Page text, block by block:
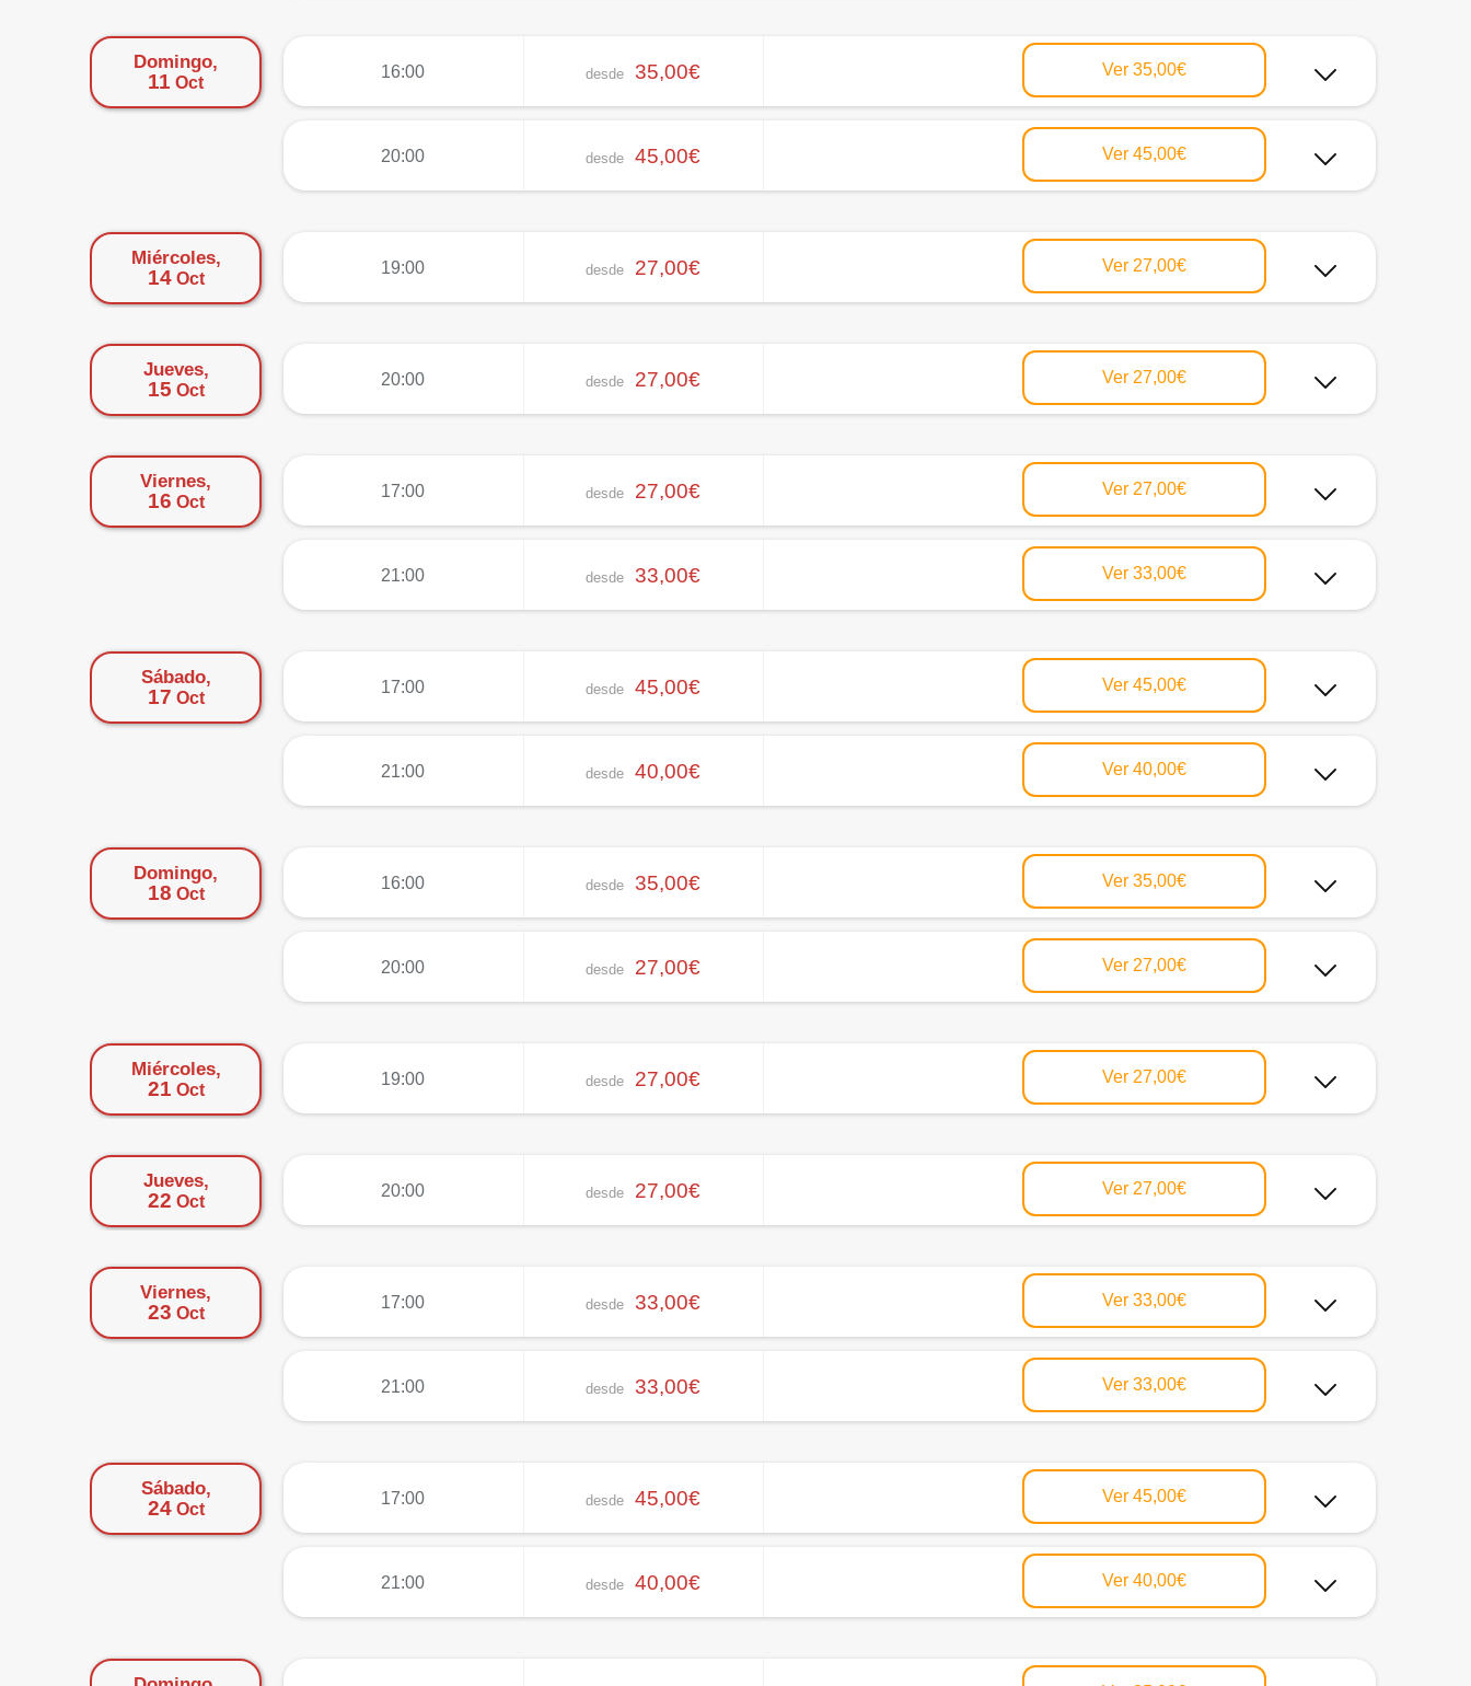
Domingo,
11 Oct
16:00 desde 35,00€ Ver 35,00€
20:00 desde 45,00€ Ver 45,00€
Miércoles,
14Oct
19:00 desde 27,00€ Ver 27,00€
Jueves,
15 Oct
20:00 desde 27,00€ Ver 27,00€
Viernes,
16 Oct
17:00 desde 27,00€ Ver 27,00€
21:00 desde 33,00€ Ver 33,00€
Sábado,
17 Oct
17:00 desde 45,00€ Ver 45,00€
21:00 desde 40,00€ Ver 40,00€
Domingo,
18 Oct
16:00 desde 35,00€ Ver 35,00€
20:00 desde 27,00€ Ver 27,00€
Miércoles,
21 Oct
19:00 desde 27,00€ Ver 27,00€
Jueves,
22 Oct
20:00 desde 27,00€ Ver 27,00€
Viernes,
23 Oct
17:00 desde 33,00€ Ver 33,00€
21:00 desde 33,00€ Ver 33,00€
Sábado,
24Oct
17:00 desde 45,00€ Ver 45,00€
21:00 desde 40,00€ Ver 40,00€